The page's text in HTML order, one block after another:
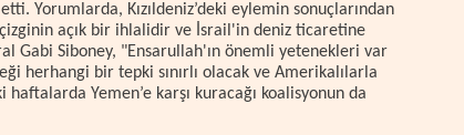
Yorumlarda, Kızıldeniz’deki eylemin sonuçlarından
açık bir ihlalidir ve İsrail'in deniz ticaretine
Gabi Siboney, "Ensarullah'ın önemli yetenekleri var
herhangi bir tepki sınırlı olacak ve Amerikalılarla
Yemen’e karşı kuracağı koalisyonun da